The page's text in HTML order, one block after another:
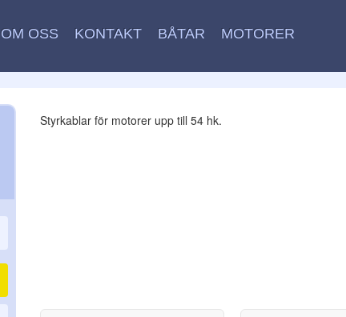
OM OSS KONTAKT BÅTAR MOTORER
Styrkablar för motorer upp till 54 hk.